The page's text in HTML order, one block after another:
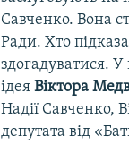
Савченко. Вона
Ради. Хто
здогадуватися.
ідеяВіктора
Надії Савченко,
депутата від